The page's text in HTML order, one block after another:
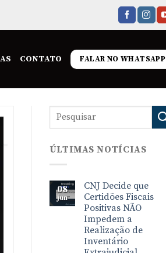
CONTATO FALAR NO WHATSAPP
ÚLTIMAS NOTÍCIAS
08
jun
CNJ Decide que
Certidões Fiscais
Positivas NÃO
Impedem a
Realização de
Inventário